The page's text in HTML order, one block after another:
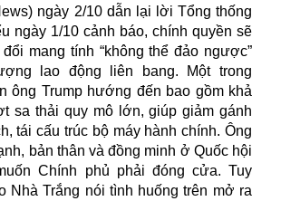
ngày 2/10 dẫn lại lời Tổng thống
ngày 1/10 cảnh báo, chính quyền sẽ
mang tính “không thể đảo ngược”
lao động liên bang. Một trong
ông Trump hướng đến bao gồm khả
sa thải quy mô lớn, giúp giảm gánh
tái cấu trúc bộ máy hành chính. Ông
bản thân và đồng minh ở Quốc hội
Chính phủ phải đóng cửa. Tuy
Nhà Trắng nói tình huống trên mở ra